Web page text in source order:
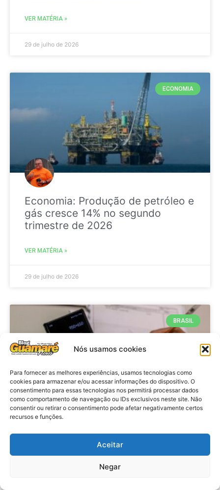
Nós usamos cookies
Para fornecer as melhores experiências, usamos tecnologias como
cookies para armazenar e/ou acessar informações do dispositivo. O
consentimento para essas tecnologias nos permitirá processar dados
como comportamento de navegação ou IDs exclusivos neste site. Não
consentir ou retirar o consentimento pode afetar negativamente certos
recursos e funções.
Aceitar
Negar
VER MATÉRIA »
29 de julho de 2026
ECONOMIA
Economia: Produção de petróleo e
gás cresce 14% no segundo
trimestre de 2026
VER MATÉRIA »
29 de julho de 2026
BRASIL
Economia: Prazo de adesão ao
Programa Desenrola 2.0 é
prorrogado